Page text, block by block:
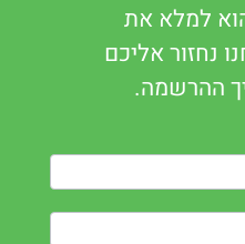
למלא את
נחזור אליכם
ההרשמה.